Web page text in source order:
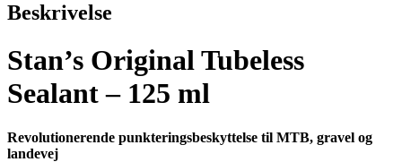
Beskrivelse
Stan’s Original Tubeless
Sealant – 125 ml
Revolutionerende punkteringsbeskyttelse til MTB, gravel og
landevej